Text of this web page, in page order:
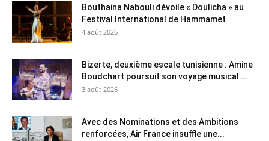
Bouthaina Nabouli dévoile « Doulicha » au
Festival International de Hammamet
4 août 2026
Bizerte, deuxième escale tunisienne : Amine
Boudchart poursuit son voyage musical...
3 août 2026
Avec des Nominations et des Ambitions
renforcées, Air France insuffle une...